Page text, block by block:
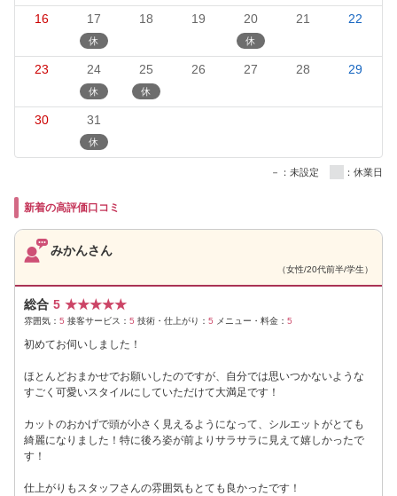
16 17 18 19 20 21 22
23 24 25 26 27 28 29
30 31
－：未設定 ：休業日
新着の高評価口コミ
みかんさん
（女性/20代前半/学生）
総合 5 ★★★★★
雰囲気： 5 接客サービス： 5 技術・仕上がり： 5 メニュー・料金： 5
初めてお伺いしました！
ほとんどおまかせでお願いしたのですが、自分では思いつかないような
すごく可愛いスタイルにしていただけて大満足です！
カットのおかげで頭が小さく見えるようになって、シルエットがとても
綺麗になりました！特に後ろ姿が前よりサラサラに見えて嬉しかったで
す！
仕上がりもスタッフさんの雰囲気もとても良かったです！